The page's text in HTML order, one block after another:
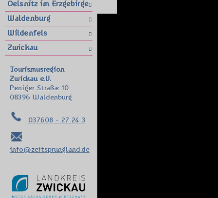
Oelsnitz im Erzgebirge
Waldenburg
Wildenfels
Zwickau
Tourismusregion
Zwickau e.V.
Peniger Straße 10
08396 Waldenburg
037608 - 27 24 3
info@zeitsprungland.de